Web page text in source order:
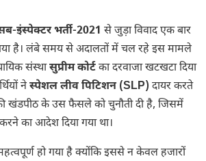
इंस्पेक्टर भर्ती-2021 से जुड़ा विवाद एक बार
है। लंबे समय से अदालतों में चल रहे इस मामले
संस्थासुप्रीम कोर्टका दरवाजा खटखटा दिया
नेस्पेशल लीव पिटिशन (SLP) दायर करते
खंडपीठ के उस फैसले को चुनौती दी है, जिसमें
करने का आदेश दिया गया था।
हो गया है क्योंकि इससे न केवल हजारों